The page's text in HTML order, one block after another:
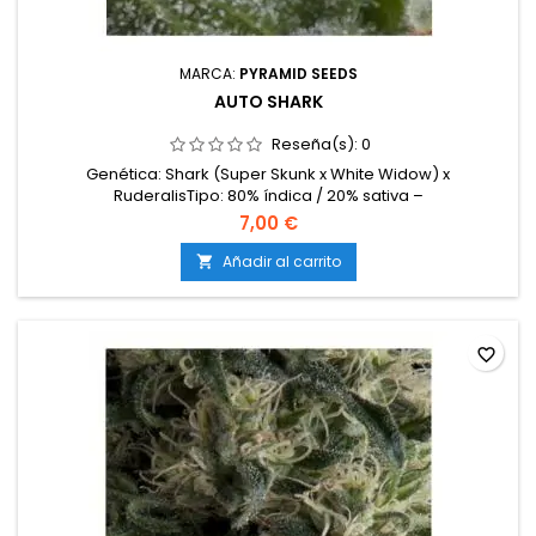
MARCA: PYRAMID SEEDS
AUTO SHARK
Reseña(s): 0
Genética: Shark (Super Skunk x White Widow) x
RuderalisTipo: 80% índica / 20% sativa –
AutoflorecienteContenido de THC: 16-18%Tiempo de
cultivo: 60-65 días desde germinaciónProducción en
interior: 400-500 g/m²Producción en exterior: 60-150
g/plantaAltura: 60-100 cm en interior; hasta 120 cm en
exteriorAromas y sabores: Dulces y...
7,00 €
 Añadir al carrito
favorite_border